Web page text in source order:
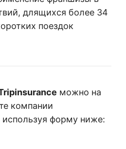
длящихся более 34
поездок
можно на
компании
используя форму ниже: